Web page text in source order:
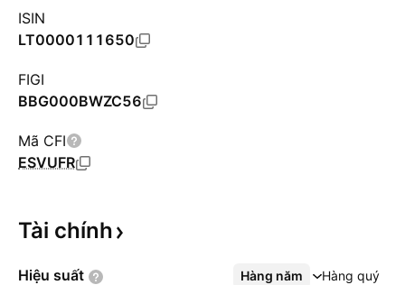
ISIN
LT0000111650
FIGI
BBG000BWZC56
Mã CFI
ESVUFR
Tài chính
Hiệu suất Hàng năm Hàng quý
Xem thêm